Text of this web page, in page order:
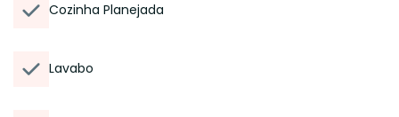
Cozinha Planejada
Lavabo